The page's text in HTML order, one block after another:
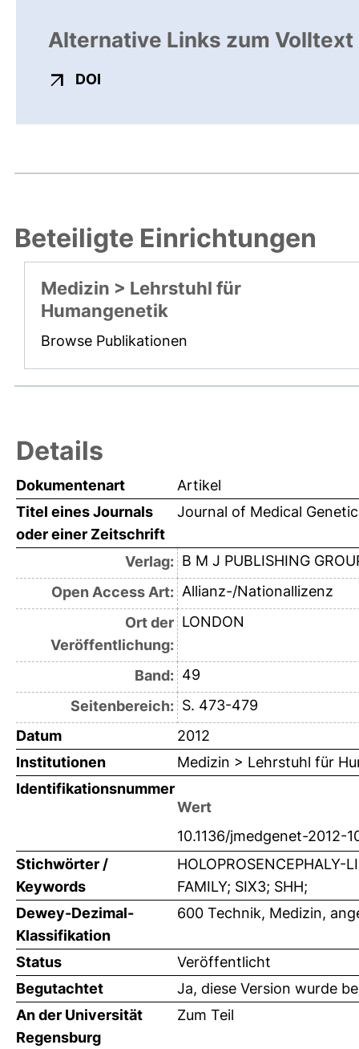
Alternative Links zum Volltext
DOI
Beteiligte Einrichtungen
Medizin > Lehrstuhl für
Humangenetik
Browse Publikationen
Details
Dokumentenart
Artikel
Titel eines Journals
oder einer Zeitschrift
Journal of Medical
Verlag: B M J PUBLISHING
Open Access Art: Allianz-/Nationallizenz
Ort der
Veröffentlichung:
LONDON
Band: 49
Seitenbereich: S. 473-479
Datum
2012
Institutionen
Medizin > Lehrstuhl für
Identifikationsnummer
Wert
10.1136/jmedgenet-2012-
Stichwörter /
Keywords
HOLOPROSENCEPHALY-
FAMILY; SIX3; SHH;
Dewey-Dezimal-
Klassifikation
600 Technik, Medizin,
Status
Veröffentlicht
Begutachtet
Ja, diese Version wurde
An der Universität
Regensburg
Zum Teil